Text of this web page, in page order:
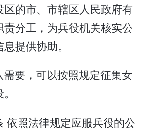
区的市、市辖区人民政府有
责分工，为兵役机关核实公
提供协助。
需要，可以按照规定征集女
依照法律规定应服兵役的公